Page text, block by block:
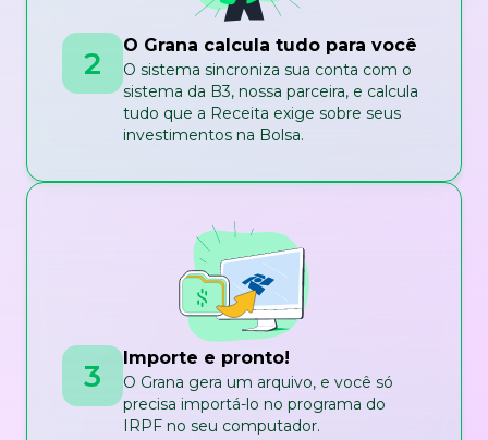
2 O Grana calcula tudo para você
O sistema sincroniza sua conta com o
sistema da B3, nossa parceira, e calcula
tudo que a Receita exige sobre seus
investimentos na Bolsa.
3 Importe e pronto!
O Grana gera um arquivo, e você só
precisa importá-lo no programa do
IRPF no seu computador.